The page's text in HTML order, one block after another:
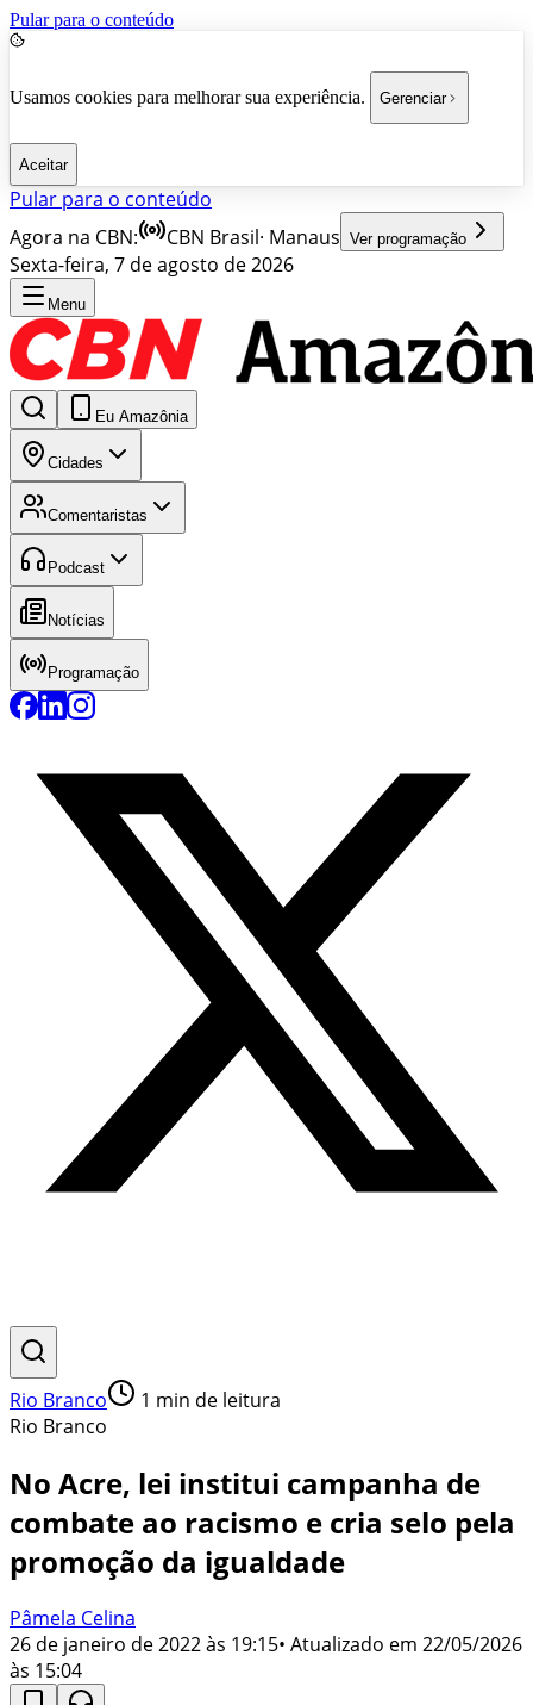
Pular para o conteúdo
Usamos cookies para melhorar sua experiência. Gerenciar
Aceitar
Pular para o conteúdo
Agora na CBN:
CBN Brasil· Manaus Ver programação
Sexta-feira, 7 de agosto de 2026
Menu
Eu Amazônia
Cidades
Comentaristas
Podcast
Notícias
Programação
Rio Branco 1 min de leitura
Rio Branco
No Acre, lei institui campanha de
combate ao racismo e cria selo pela
promoção da igualdade
Pâmela Celina
26 de janeiro de 2022 às 19:15• Atualizado em 22/05/2026
às 15:04